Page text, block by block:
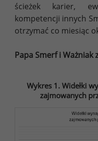
ścieżek karier,
kompetencji innych
otrzymać co miesiąc
Papa Smerf i
Wykres 1. Widełki
zajmowanych